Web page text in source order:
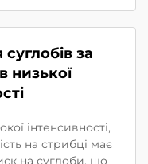
за
низької
інтенсивності,
на стрибці має
на суглоби, що